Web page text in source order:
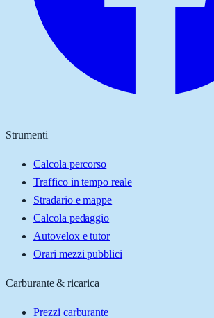
Strumenti
Calcola percorso
Traffico in tempo reale
Stradario e mappe
Calcola pedaggio
Autovelox e tutor
Orari mezzi pubblici
Carburante & ricarica
Prezzi carburante